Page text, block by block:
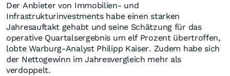
Der Anbieter von Immobilien- und
Infrastrukturinvestments habe einen starken
Jahresauftakt gehabt und seine Schätzung für das
operative Quartalsergebnis um elf Prozent übertroffen,
lobte Warburg-Analyst Philipp Kaiser. Zudem habe sich
der Nettogewinn im Jahresvergleich mehr als
verdoppelt.